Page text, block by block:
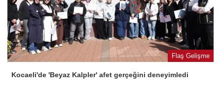
Flaş Gelişme
Kocaeli'de 'Beyaz Kalpler' afet gerçeğini deneyimledi